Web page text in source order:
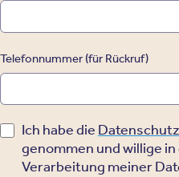
Telefonnummer (für Rückruf)
Ich habe die
genommen und willige
Verarbeitung meiner